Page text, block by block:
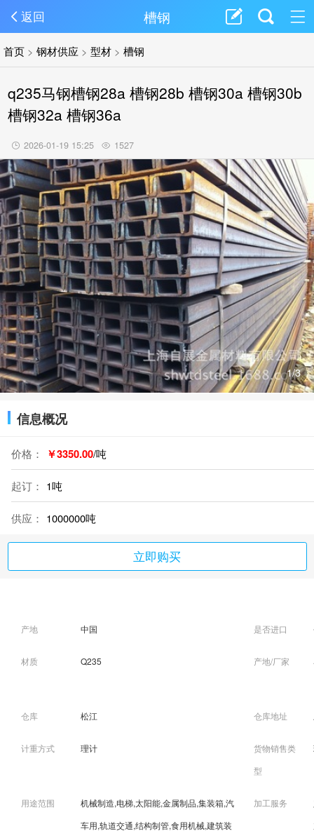
返回 槽钢
首页 >钢材供应 >型材 >槽钢
q235马钢槽钢28a 槽钢28b 槽钢30a 槽钢30b
槽钢32a 槽钢36a
2026-01-19 15:25 1527
1/3
信息概况
价格： ￥3350.00/吨
起订： 1吨
供应： 1000000吨
立即购买
产地 中国 是否进口
材质 Q235 产地/厂家
仓库 松江 仓库地址
计重方式 理计
货物销售类
型
用途范围
机械制造,电梯,太阳能,金属制品,集装箱,汽
车用,轨道交通,结构制管,食用机械,建筑装
加工服务